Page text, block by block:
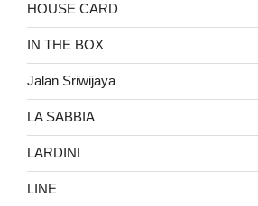
HOUSE CARD
IN THE BOX
Jalan Sriwijaya
LA SABBIA
LARDINI
LINE